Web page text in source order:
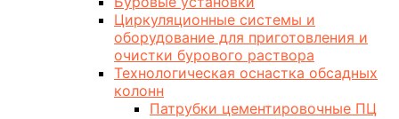
Циркуляционные системы и
оборудование для приготовления и
очистки бурового раствора
Технологическая оснастка обсадных
колонн
Патрубки цементировочные ПЦ